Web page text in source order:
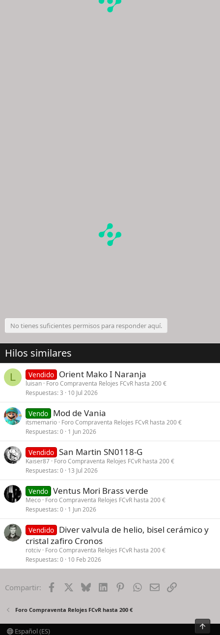
No tienes suficientes permisos para responder aquí.
Hilos similares
L Vendido Orient Mako I Naranja
luisan Foro Compraventa Relojes FCvR hasta 200 €
Respuestas 3 10 Jul 2026
Vendo Mod de Vania
itsmemario Foro Compraventa Relojes FCvR hasta 200 €
Respuestas 0 1 Jun 2026
Vendido San Martin SN0118-G
Kaiser87 Foro Compraventa Relojes FCvR hasta 200 €
Respuestas 0 13 Jul 2026
Vendo Ventus Mori Brass verde
Meco Foro Compraventa Relojes FCvR hasta 200 €
Respuestas 0 1 Jun 2026
Vendido Diver valvula de helio, bisel cerámico y
cristal zafiro Cronos
rotciv Foro Compraventa Relojes FCvR hasta 200 €
Respuestas 0 10 Feb 2026
Compartir: Facebook BlueskyLinkedInPinterestWhatsApp
EmailEnlace
Foro Compraventa Relojes FCvR hasta 200 €
Español (ES)